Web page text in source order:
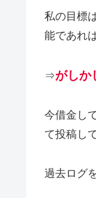
私の目標
能であれ
⇒がしか
今借金し
て投稿し
過去ログ